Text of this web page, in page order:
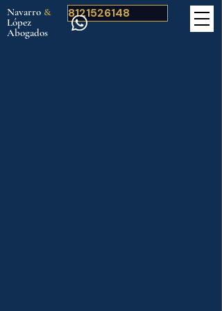
Navarro &
López
Abogados
8121526148